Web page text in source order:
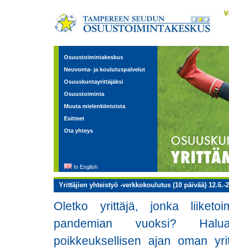
Osuustoimintakeskus
Neuvonta- ja koulutuspalvelut
Osuuskuntayrittäjäksi
Osuustoiminta
Muuta mielenkiintoista
Esitteet
Ota yhteys
In English
Yrittäjien yhteistyö -verkkokoulutus (10 päivää) 12.6.-
Oletko yrittäjä, jonka
pandemian vuoksi?
poikkeuksellisen ajan oman